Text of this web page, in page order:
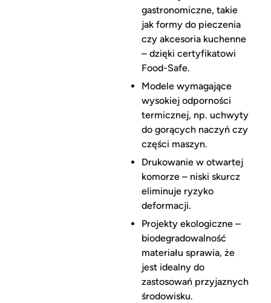
gastronomiczne, takie
jak formy do pieczenia
czy akcesoria kuchenne
– dzięki certyfikatowi
Food-Safe.
Modele wymagające
wysokiej odporności
termicznej, np. uchwyty
do gorących naczyń czy
części maszyn.
Drukowanie w otwartej
komorze – niski skurcz
eliminuje ryzyko
deformacji.
Projekty ekologiczne –
biodegradowalność
materiału sprawia, że
jest idealny do
zastosowań przyjaznych
środowisku.